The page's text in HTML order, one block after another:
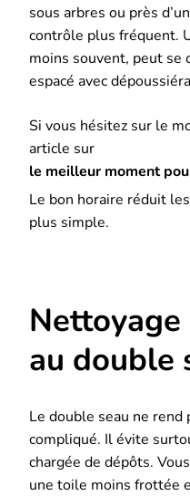
sous arbres ou près
contrôle plus fréquent.
moins souvent, peut se
espacé avec
Si vous hésitez sur le
article sur
le meilleur moment
Le bon horaire réduit
plus simple.
au double
Le double seau ne
compliqué. Il évite
chargée de dépôts.
une toile moins frottée